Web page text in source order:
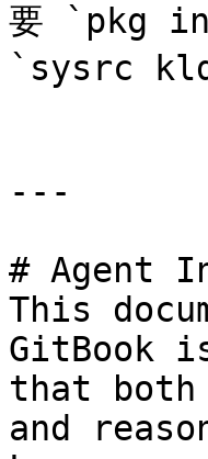
要 `pkg
`sysrc
---
# Agent
This
GitBook
that both
and